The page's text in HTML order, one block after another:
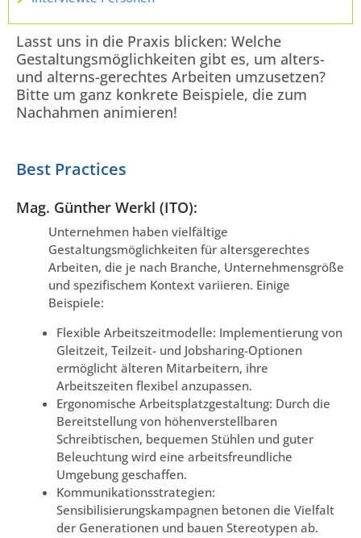
Lasst uns in die Praxis blicken: Welche
Gestaltungsmöglichkeiten gibt es, um alters-
und alterns-gerechtes Arbeiten umzusetzen?
Bitte um ganz konkrete Beispiele, die zum
Nachahmen animieren!
Best Practices
Mag. Günther Werkl (ITO):
Unternehmen haben vielfältige
Gestaltungsmöglichkeiten für altersgerechtes
Arbeiten, die je nach Branche, Unternehmensgröße
und spezifischem Kontext variieren. Einige
Beispiele:
Flexible Arbeitszeitmodelle: Implementierung von
Gleitzeit, Teilzeit- und Jobsharing-Optionen
ermöglicht älteren Mitarbeitern, ihre
Arbeitszeiten flexibel anzupassen.
Ergonomische Arbeitsplatzgestaltung: Durch die
Bereitstellung von höhenverstellbaren
Schreibtischen, bequemen Stühlen und guter
Beleuchtung wird eine arbeitsfreundliche
Umgebung geschaffen.
Kommunikationsstrategien:
Sensibilisierungskampagnen betonen die Vielfalt
der Generationen und bauen Stereotypen ab.